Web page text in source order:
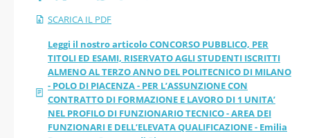
PIACENZA - PER
L’ASSUNZIONE CON
CONTRATTO DI
FORMAZIONE E
CONTRATTO DI
FORMAZIONE E LAVORO DI
1 UNITA’ NEL PROFILO DI
FUNZIONARIO TECNICO -
AREA DEI FUNZIONARI E
SCARICA IL PDF
Leggi il nostro articolo CONCORSO PUBBLICO, PER
TITOLI ED ESAMI, RISERVATO AGLI STUDENTI ISCRITTI
ALMENO AL TERZO ANNO DEL POLITECNICO DI MILANO
- POLO DI PIACENZA - PER L’ASSUNZIONE CON
CONTRATTO DI FORMAZIONE E LAVORO DI 1 UNITA’
NEL PROFILO DI FUNZIONARIO TECNICO - AREA DEI
FUNZIONARI E DELL’ELEVATA QUALIFICAZIONE - Emilia